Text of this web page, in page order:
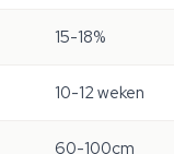
15-18%
10-12 weken
60-100cm